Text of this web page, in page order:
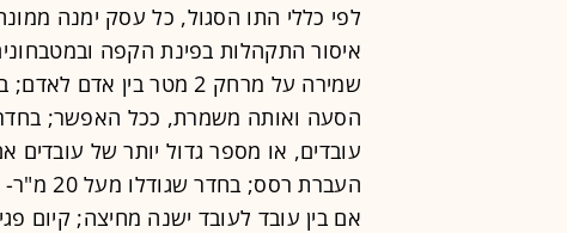
לפי כללי התו הסגול, כל עסק ימנה
איסור התקהלות בפינת הקפה
שמירה על מרחק 2 מטר בין
עובדים, או מספר גדול יותר של עובדים